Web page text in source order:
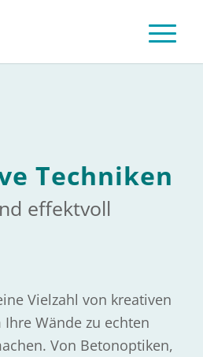
Techniken
effektvoll
Vielzahl von kreativen
Wände zu echten
Von Betonoptiken,